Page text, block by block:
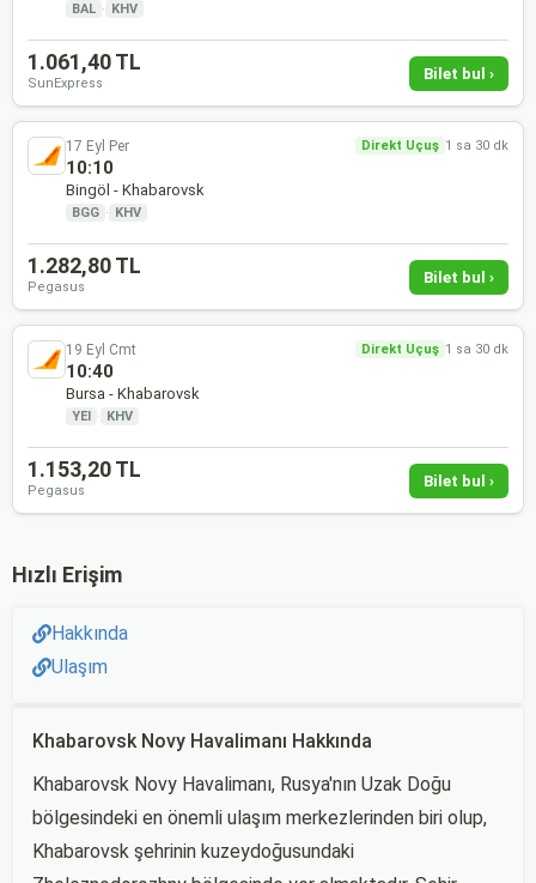
BAL · KHV
1.061,40 TL
SunExpress
Bilet bul ›
17 Eyl Per Direkt Uçuş 1 sa 30 dk
10:10
Bingöl - Khabarovsk
BGG · KHV
1.282,80 TL
Pegasus
Bilet bul ›
19 Eyl Cmt Direkt Uçuş 1 sa 30 dk
10:40
Bursa - Khabarovsk
YEI · KHV
1.153,20 TL
Pegasus
Bilet bul ›
Hızlı Erişim
Hakkında
Ulaşım
Khabarovsk Novy Havalimanı Hakkında
Khabarovsk Novy Havalimanı, Rusya'nın Uzak Doğu
bölgesindeki en önemli ulaşım merkezlerinden biri olup,
Khabarovsk şehrinin kuzeydoğusundaki